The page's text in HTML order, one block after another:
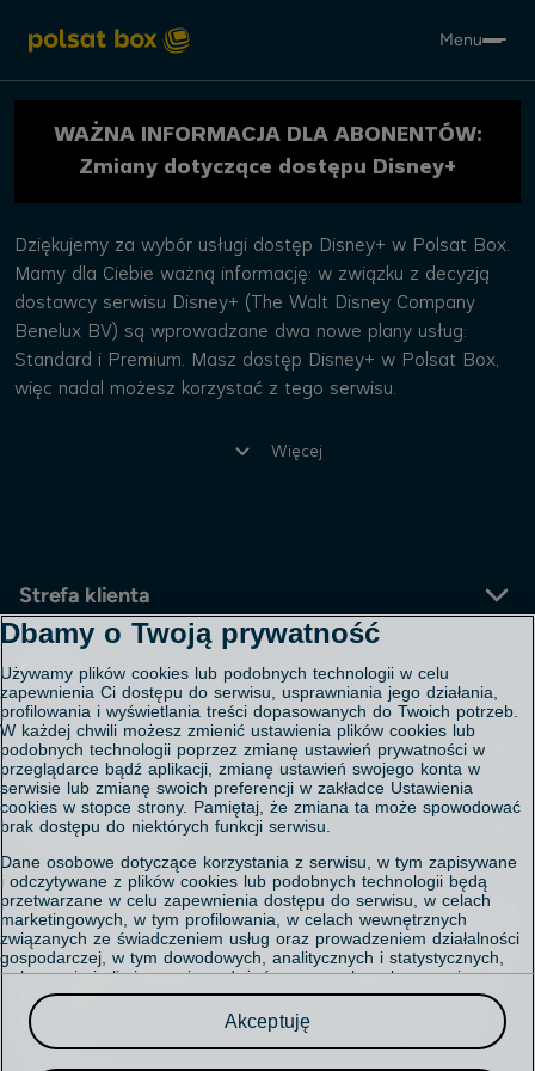
Menu
WAŻNA INFORMACJA DLA ABONENTÓW:
Zmiany dotyczące dostępu Disney+
Dziękujemy za wybór usługi dostęp Disney+ w Polsat Box.
Mamy dla Ciebie ważną informację: w związku z decyzją
dostawcy serwisu Disney+ (The Walt Disney Company
Benelux BV) są wprowadzane dwa nowe plany usług:
Standard i Premium. Masz dostęp Disney+ w Polsat Box,
więc nadal możesz korzystać z tego serwisu.
Więcej
Strefa klienta
Aplikacja Polsat Box
Regulaminy i cenniki
Polityka prywatności
Polityka cookies
Ustawienia cookies
Informacja o przetwarzaniu danych
Informacja prawna o właścicielu serwisu
Akt o Usługach Cyfrowych / Digital Services Act
Pomoc
Porady - FAQ
Mapa salonów
Mapa zasięgu usługi internet
Mapa strony
Serwis korporacyjny
Investor Relations
Relacje inwestorskie
Praca
Biuro prasowe
Centrum obsługi
Chcesz porozmawiać o zasięgu, płatnościach lub
usługach dodatkowych? Zadzwoń do Działu Obsługi
Klienta: 801 08 08 08*
z telefonu komórkowego:
22 212 72 22*
699 002 222*
Cyfrowy Polsat S.A. z siedzibą w Warszawie, ul. Łubinowa
4a, 03-878 Warszawa, Sąd Rejonowy dla m.st. Warszawy,
XIV Wydział Gospodarczy Krajowego Rejestru Sądowego,
KRS 0000010078 NIP 796-18-10-732 REGON
670925160, kapitał zakładowy 25.581.840,64 zł w pełni
wpłacony.
Dbamy o Twoją prywatność
Używamy plików cookies lub podobnych technologii w celu
zapewnienia Ci dostępu do serwisu, usprawniania jego działania,
profilowania i wyświetlania treści dopasowanych do Twoich potrzeb.
W każdej chwili możesz zmienić ustawienia plików cookies lub
podobnych technologii poprzez zmianę ustawień prywatności w
przeglądarce bądź aplikacji, zmianę ustawień swojego konta w
serwisie lub zmianę swoich preferencji w zakładce Ustawienia
cookies w stopce strony. Pamiętaj, że zmiana ta może spowodować
brak dostępu do niektórych funkcji serwisu.
Dane osobowe dotyczące korzystania z serwisu, w tym zapisywane
i odczytywane z plików cookies lub podobnych technologii będą
przetwarzane w celu zapewnienia dostępu do serwisu, w celach
marketingowych, w tym profilowania, w celach wewnętrznych
związanych ze świadczeniem usług oraz prowadzeniem działalności
gospodarczej, w tym dowodowych, analitycznych i statystycznych,
wykrywania i eliminowania nadużyć oraz w celu wykonywania
obowiązków wynikających z przepisów prawa. Administratorem
Twoich danych jest
Cyfrowy Polsat S.A.
Przysługuje Ci prawo do dostępu do danych, ich usunięcia,
Akceptuję